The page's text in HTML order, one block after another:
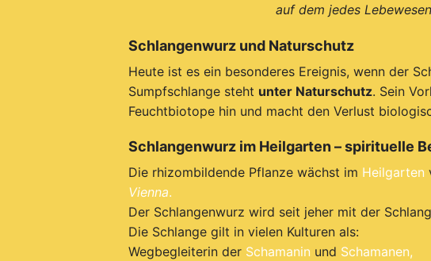
auf dem jedes
Schlangenwurz und Naturschutz
Heute ist es ein besonderes Ereignis, wenn der
Sumpfschlange steht unter Naturschutz. Sein
Feuchtbiotope hin und macht den Verlust
Schlangenwurz im Heilgarten – spirituelle
Die rhizombildende Pflanze wächst im Heilgarten
Vienna.
Der Schlangenwurz wird seit jeher mit der
Die Schlange gilt in vielen Kulturen als:
Wegbegleiterin der Schamanin und Schamanen,